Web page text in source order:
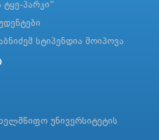
პარკი“
სტიპენდია მოიპოვა
უნივერსიტეტის